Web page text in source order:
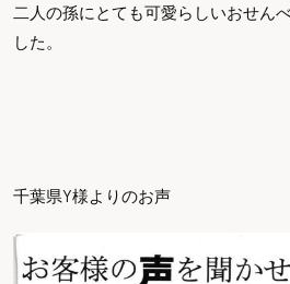
二人の孫にとても可愛らしいおせん
した。
千葉県Y様よりのお声